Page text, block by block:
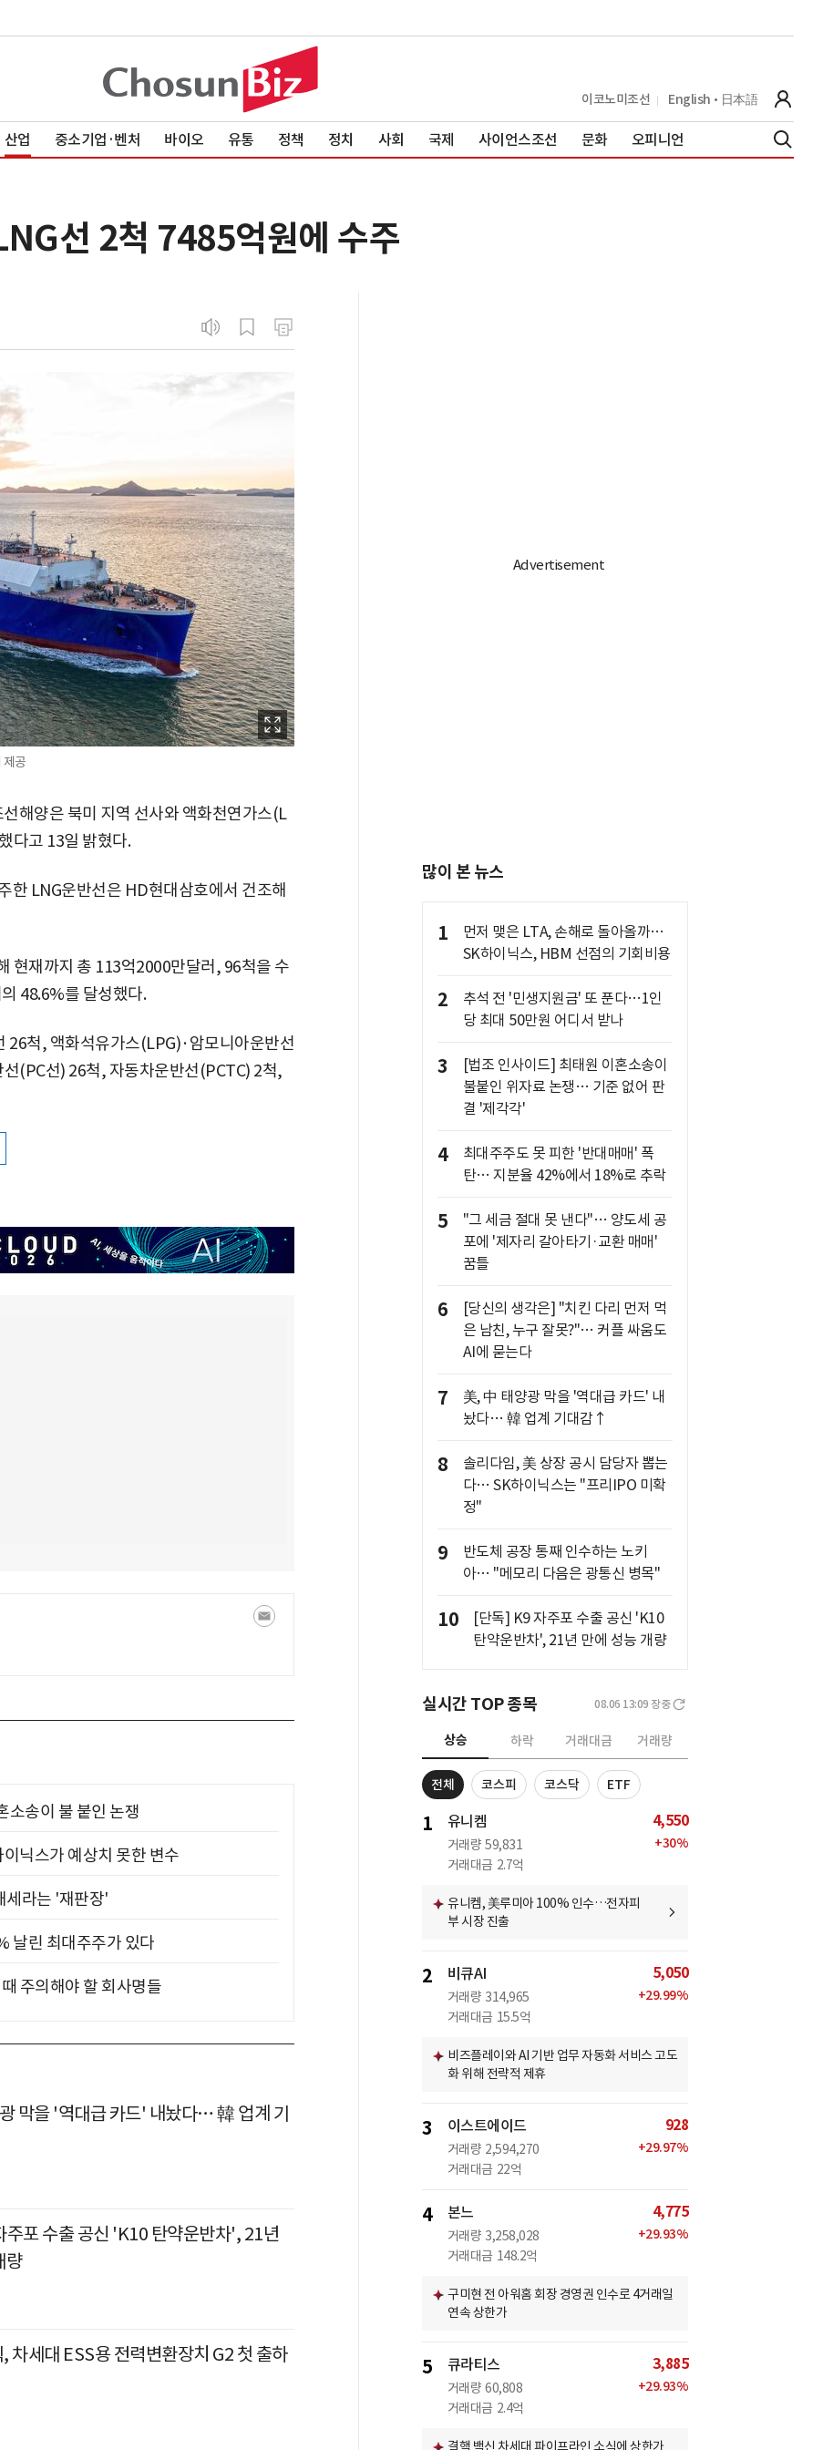
이코노미조선 English 日本語
산업 중소기업·벤처 바이오 유통 정책 정치 사회 국제 사이언스조선 문화 오피니언
선 2척 7485억원에 수주
제공
해양은 북미 지역 선사와 액화천연가스(L
다고 13일 밝혔다.
한 LNG운반선은 HD현대삼호에서 건조해
현재까지 총 113억2000만달러, 96척을 수
48.6%를 달성했다.
26척, 액화석유가스(LPG)·암모니아운반선
(PC선) 26척, 자동차운반선(PCTC) 2척,
소송이 불 붙인 논쟁
닉스가 예상치 못한 변수
세라는 '재판장'
날린 최대주주가 있다
주의해야 할 회사명들
막을 '역대급 카드' 내놨다… 韓 업계 기
주포 수출 공신 'K10 탄약운반차', 21년
량
차세대 ESS용 전력변환장치 G2 첫 출하
많이 본 뉴스
1
먼저 맺은 LTA, 손해로 돌아올까…
SK하이닉스, HBM 선점의 기회비용
2
추석 전 '민생지원금' 또 푼다…1인
당 최대 50만원 어디서 받나
3
[법조 인사이드] 최태원 이혼소송이
불붙인 위자료 논쟁… 기준 없어 판
결 '제각각'
4
최대주주도 못 피한 '반대매매' 폭
탄… 지분율 42%에서 18%로 추락
5
"그 세금 절대 못 낸다"… 양도세 공
포에 '제자리 갈아타기·교환 매매'
꿈틀
6
[당신의 생각은] "치킨 다리 먼저 먹
은 남친, 누구 잘못?"… 커플 싸움도
AI에 묻는다
7
美, 中 태양광 막을 '역대급 카드' 내
놨다… 韓 업계 기대감↑
8
솔리다임, 美 상장 공시 담당자 뽑는
다… SK하이닉스는 "프리IPO 미확
정"
9
반도체 공장 통째 인수하는 노키
아… "메모리 다음은 광통신 병목"
10
[단독] K9 자주포 수출 공신 'K10
탄약운반차', 21년 만에 성능 개량
실시간 TOP 종목 08.06 13:09 장중
상승 하락 거래대금 거래량
전체 코스피 코스닥 ETF
1 유니켐
거래량 59,831
거래대금 2.7억
4,550
+30%
유니켐, 美루미아 100% 인수…전자피
부 시장 진출
2 비큐AI
거래량 314,965
거래대금 15.5억
5,050
+29.99%
비즈플레이와 AI 기반 업무 자동화 서비스 고도
화 위해 전략적 제휴
3 이스트에이드
거래량 2,594,270
거래대금 22억
928
+29.97%
4 본느
거래량 3,258,028
거래대금 148.2억
4,775
+29.93%
구미현 전 아워홈 회장 경영권 인수로 4거래일
연속 상한가
5 큐라티스
거래량 60,808
거래대금 2.4억
3,885
+29.93%
결핵 백신 차세대 파이프라인 소식에 상한가